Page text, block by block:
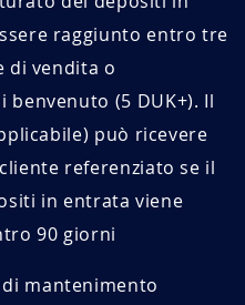
raggiunto entro tre
di vendita o
(5 DUK+). Il
può ricevere
referenziato se il
in entrata viene
90 giorni
mantenimento